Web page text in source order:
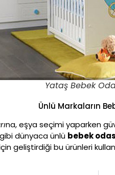
Yataş Bebek
Ünlü Markaların
na, eşya seçimi yaparken
dünyaca ünlü bebek
geliştirdiği bu ürünleri